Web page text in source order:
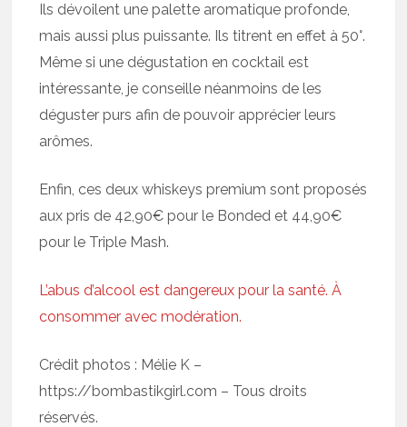
Ils dévoilent une palette aromatique profonde,
mais aussi plus puissante. Ils titrent en effet à 50°.
Même si une dégustation en cocktail est
intéressante, je conseille néanmoins de les
déguster purs afin de pouvoir apprécier leurs
arômes.
Enfin, ces deux whiskeys premium sont proposés
aux pris de 42,90€ pour le Bonded et 44,90€
pour le Triple Mash.
L’abus d’alcool est dangereux pour la santé. À
consommer avec modération.
Crédit photos : Mélie K –
https://bombastikgirl.com – Tous droits
réservés.